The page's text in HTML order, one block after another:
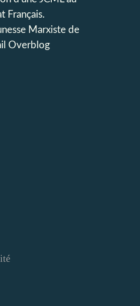
Français.
Marxiste de
Overblog